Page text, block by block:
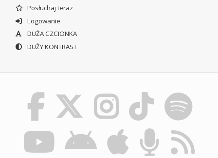
Posłuchaj teraz
Logowanie
DUŻA CZCIONKA
DUŻY KONTRAST